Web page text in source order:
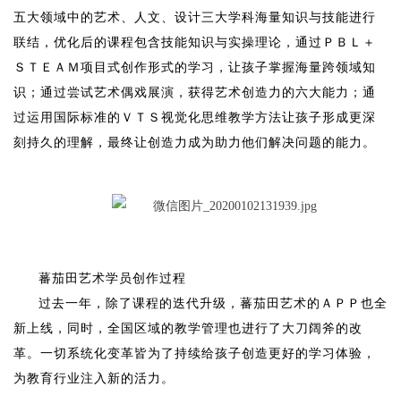
五大领域中的艺术、人文、设计三大学科海量知识与技能进行
联结，优化后的课程包含技能知识与实操理论，通过ＰＢＬ＋
ＳＴＥＡＭ项目式创作形式的学习，让孩子掌握海量跨领域知
识；通过尝试艺术偶戏展演，获得艺术创造力的六大能力；通
过运用国际标准的ＶＴＳ视觉化思维教学方法让孩子形成更深
刻持久的理解，最终让创造力成为助力他们解决问题的能力。
蕃茄田艺术学员创作过程
过去一年，除了课程的迭代升级，蕃茄田艺术的ＡＰＰ也全
新上线，同时，全国区域的教学管理也进行了大刀阔斧的改
革。一切系统化变革皆为了持续给孩子创造更好的学习体验，
为教育行业注入新的活力。